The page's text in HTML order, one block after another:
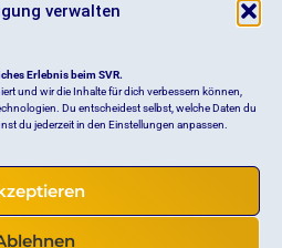
verwalten
Erlebnis beim SVR.
und wir die Inhalte für dich verbessern können,
Du entscheidest selbst, welche Daten du
du jederzeit in den Einstellungen anpassen.
Newsletter
Schwimmkurs
HaftungsausschlussSatzung